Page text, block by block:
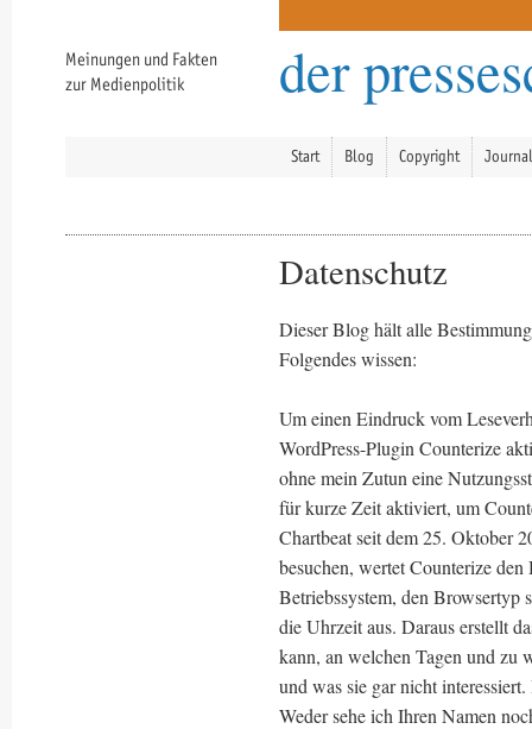
Meinungen und Fakten
zur Medienpolitik
der
Start Blog Copyright
Datenschutz
Dieser Blog hält alle
Folgendes wissen:
Um einen Eindruck vom
WordPress-Plugin Counterize
ohne mein Zutun eine
für kurze Zeit aktiviert, um
Chartbeat seit dem 25. Oktober
besuchen, wertet Counterize
Betriebssystem, den Browsertyp
die Uhrzeit aus. Daraus erstellt
kann, an welchen Tagen und zu
und was sie gar nicht
Weder sehe ich Ihren Namen